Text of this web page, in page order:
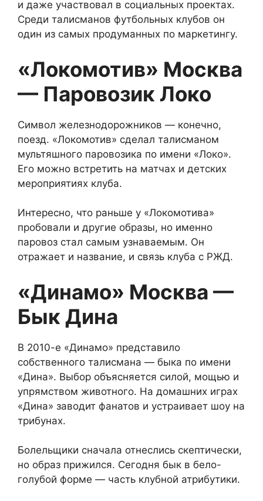
и даже участвовал в социальных проектах.
Среди талисманов футбольных клубов он
один из самых продуманных по маркетингу.
«Локомотив» Москва
— Паровозик Локо
Символ железнодорожников — конечно,
поезд. «Локомотив» сделал талисманом
мультяшного паровозика по имени «Локо».
Его можно встретить на матчах и детских
мероприятиях клуба.
Интересно, что раньше у «Локомотива»
пробовали и другие образы, но именно
паровоз стал самым узнаваемым. Он
отражает и название, и связь клуба с РЖД.
«Динамо» Москва —
Бык Дина
В 2010-е «Динамо» представило
собственного талисмана — быка по имени
«Дина». Выбор объясняется силой, мощью и
упрямством животного. На домашних играх
«Дина» заводит фанатов и устраивает шоу на
трибунах.
Болельщики сначала отнеслись скептически,
но образ прижился. Сегодня бык в бело-
голубой форме — часть клубной атрибутики.